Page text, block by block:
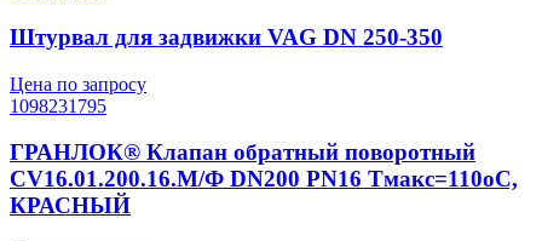
Штурвал для задвижки VAG DN 250-350
Цена по запросу
1098231795
ГРАНЛОК® Клапан обратный поворотный
CV16.01.200.16.М/Ф DN200 PN16 Tмакс=110оС,
КРАСНЫЙ